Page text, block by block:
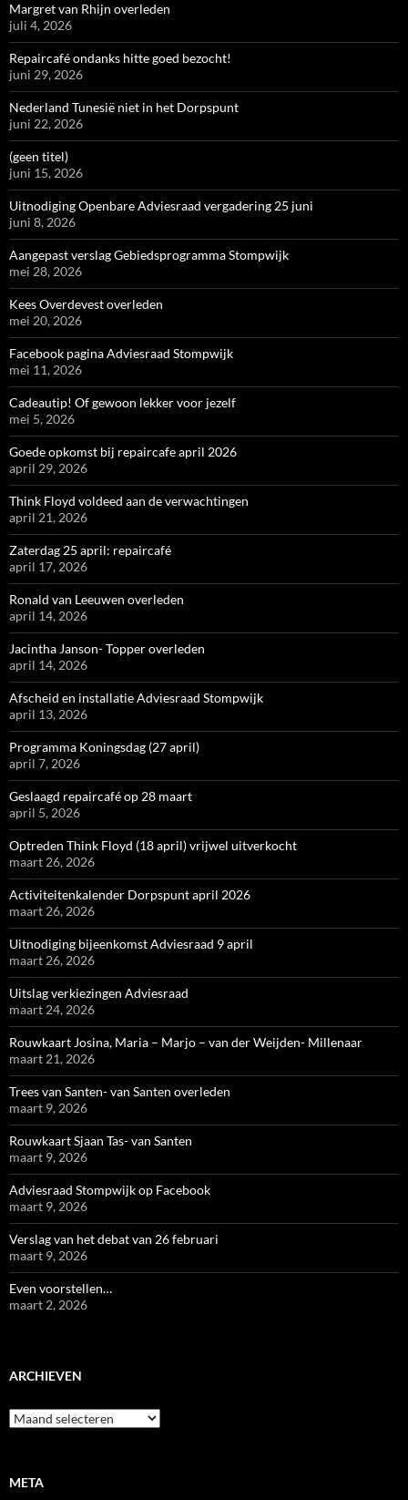
Margret van Rhijn overleden
juli 4, 2026
Repaircafé ondanks hitte goed bezocht!
juni 29, 2026
Nederland Tunesië niet in het Dorpspunt
juni 22, 2026
(geen titel)
juni 15, 2026
Uitnodiging Openbare Adviesraad vergadering 25 juni
juni 8, 2026
Aangepast verslag Gebiedsprogramma Stompwijk
mei 28, 2026
Kees Overdevest overleden
mei 20, 2026
Facebook pagina Adviesraad Stompwijk
mei 11, 2026
Cadeautip! Of gewoon lekker voor jezelf
mei 5, 2026
Goede opkomst bij repaircafe april 2026
april 29, 2026
Think Floyd voldeed aan de verwachtingen
april 21, 2026
Zaterdag 25 april: repaircafé
april 17, 2026
Ronald van Leeuwen overleden
april 14, 2026
Jacintha Janson- Topper overleden
april 14, 2026
Afscheid en installatie Adviesraad Stompwijk
april 13, 2026
Programma Koningsdag (27 april)
april 7, 2026
Geslaagd repaircafé op 28 maart
april 5, 2026
Optreden Think Floyd (18 april) vrijwel uitverkocht
maart 26, 2026
Activiteitenkalender Dorpspunt april 2026
maart 26, 2026
Uitnodiging bijeenkomst Adviesraad 9 april
maart 26, 2026
Uitslag verkiezingen Adviesraad
maart 24, 2026
Rouwkaart Josina, Maria – Marjo – van der Weijden- Millenaar
maart 21, 2026
Trees van Santen- van Santen overleden
maart 9, 2026
Rouwkaart Sjaan Tas- van Santen
maart 9, 2026
Adviesraad Stompwijk op Facebook
maart 9, 2026
Verslag van het debat van 26 februari
maart 9, 2026
Even voorstellen…
maart 2, 2026
ARCHIEVEN
Archieven
META